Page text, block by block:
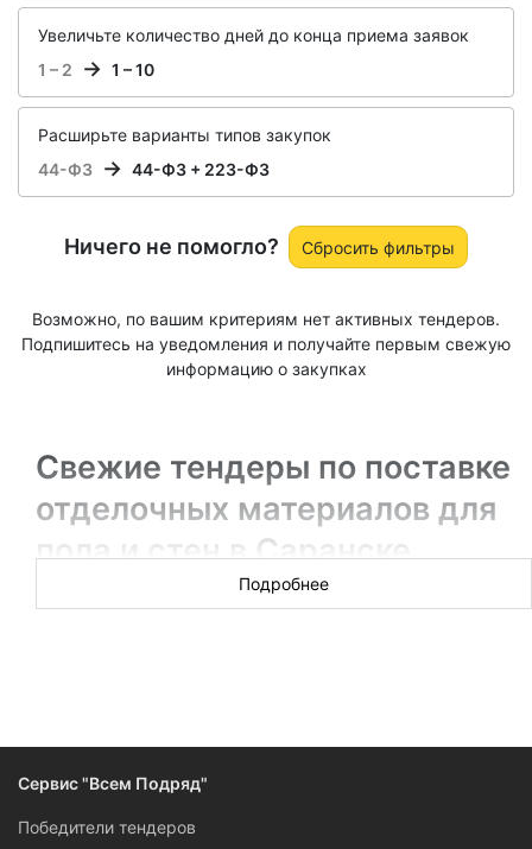
Увеличьте количество дней до конца приема заявок
1 – 2
1 – 10
Расширьте варианты типов закупок
44-ФЗ
44-ФЗ + 223-ФЗ
Ничего не помогло? Сбросить фильтры
Возможно, по вашим критериям нет активных тендеров.
Подпишитесь на уведомления и получайте первым свежую
информацию о закупках
Свежие тендеры по поставке
отделочных материалов для
пола и стен в Саранске
Новых торгов за сегодня: 15
регистрируйтесь, чтобы получать информацию одними из
первых.
Подробнее
Сервис "Всем Подряд"
Победители тендеров